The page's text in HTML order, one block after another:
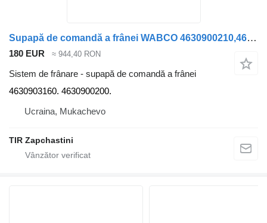
Supapă de comandă a frânei WABCO 4630900210,4630901230,4630905020,4630903150,4630901230,463090012 4630903160. 4630900200. pentru semiremorcă Kögel SCHMITZ KRONE
180 EUR ≈ 944,40 RON
Sistem de frânare - supapă de comandă a frânei
4630903160. 4630900200.
Ucraina, Mukachevo
TIR Zapchastini